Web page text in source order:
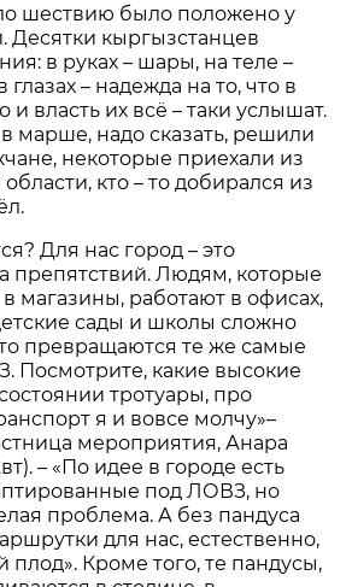
шествию было положено у
Десятки кыргызстанцев
в руках – шары, на теле –
– надежда на то, что в
и власть их всё – таки услышат.
марше, надо сказать, решили
некоторые приехали из
кто – то добирался из
Для нас город – это
препятствий. Людям, которые
магазины, работают в офисах,
сады и школы сложно
превращаются те же самые
Посмотрите, какие высокие
тротуары, про
я и вовсе молчу»–
мероприятия, Анара
– «По идее в городе есть
под ЛОВЗ, но
проблема. А без пандуса
для нас, естественно,
плод». Кроме того, те пандусы,